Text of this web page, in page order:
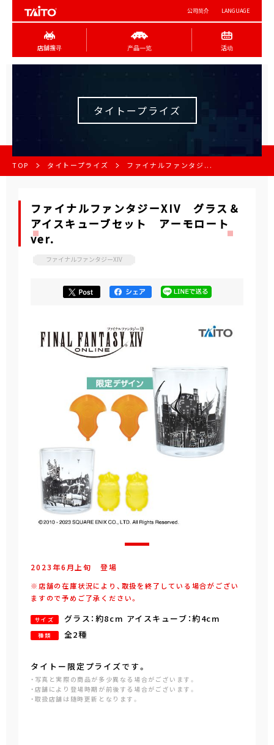
公司简介 LANGUAGE
店舖搜寻 产品一览 活动
タイトープライズ
TOP タイトープライズ ファイナルファンタジ...
ファイナルファンタジーXIV グラス＆
アイスキューブセット アーモロート
ver.
ファイナルファンタジーXIV
2023年6 月 上旬 登場
※店舗の在庫状況により、取扱を終了している場合がござい
ますので予めご了承ください。
サイズ グラス：約8cm アイスキューブ：約4cm
種類 全2種
タイトー限定プライズです。
・写真と実際の商品が多少異なる場合がございます。
・店舗により登場時期が前後する場合がございます。
・取扱店舗は随時更新となります。